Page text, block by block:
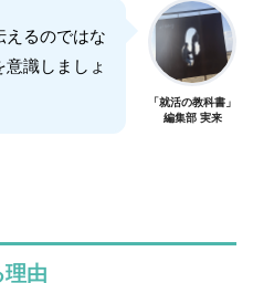
えるのではな
識しましょ
「就活の教科書」
編集部 実来
理由